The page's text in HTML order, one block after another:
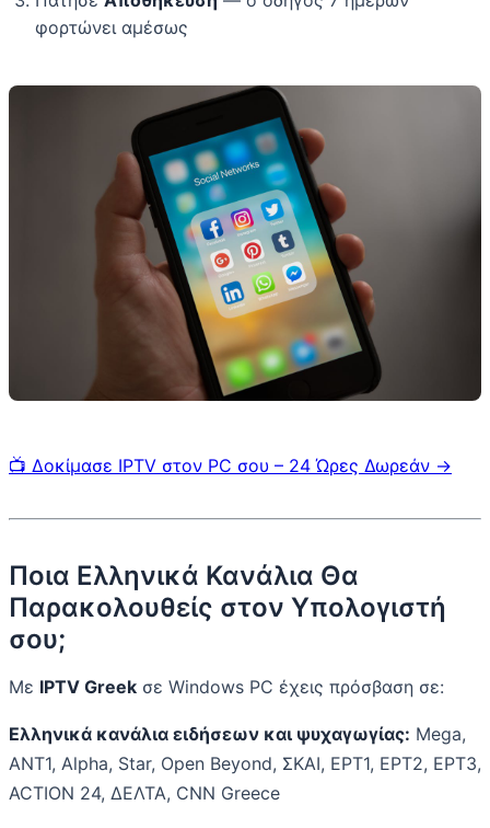
φορτώνει αμέσως
📺 Δοκίμασε IPTV στον PC σου – 24 Ώρες Δωρεάν →
Ποια Ελληνικά Κανάλια Θα
Παρακολουθείς στον Υπολογιστή
σου;
Με IPTV Greek σε Windows PC έχεις πρόσβαση σε:
Ελληνικά κανάλια ειδήσεων και ψυχαγωγίας: Mega,
ANT1, Alpha, Star, Open Beyond, ΣΚΑΙ, ΕΡΤ1, ΕΡΤ2, ΕΡΤ3,
ACTION 24, ΔΕΛΤΑ, CNN Greece